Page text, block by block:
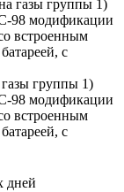
группы 1)
98 модификации
встроенным
с
дней